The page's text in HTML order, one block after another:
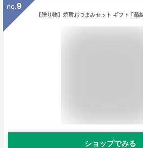
no. 9
ショップでみる